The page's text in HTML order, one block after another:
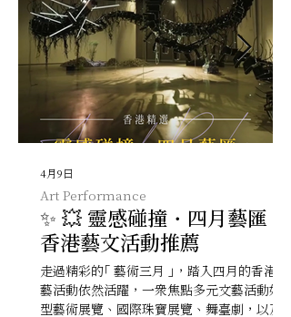
點明星們穿搭的時尚品牌及其靈感來源：
Emma Chamberlain in Mugler –
Vincent van Gogh, Wheatfield with
Crows, 1890 Claire Foy in Erdem – John
Singer, Sargent Portrait of Madame X,
1883–84 Cardi B in Ma
✨ 💥 靈感碰撞・四月藝匯 —
香港藝文活動推薦
走過精彩的「 藝術三月 」，踏入四月的香港文
藝活動依然活躍，一眾焦點多元文藝活動如大
型藝術展覽、國際珠寶展覽、舞台劇，以及流
Art Performance
4月9日